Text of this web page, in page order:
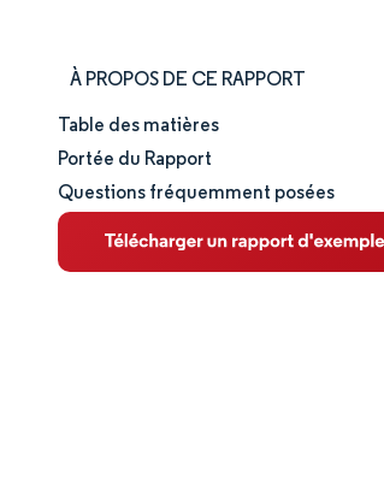
À PROPOS DE CE RAPPORT
Taille et part de marché
Analyse du marché
Tendances et perspectives
Table des matières
Portée du Rapport
Questions fréquemment posées